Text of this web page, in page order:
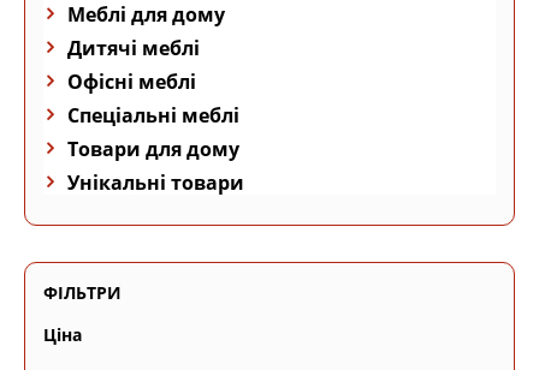
Меблі для дому
Дитячі меблі
Офісні меблі
Спеціальні меблі
Товари для дому
Унікальні товари
ФІЛЬТРИ
Ціна